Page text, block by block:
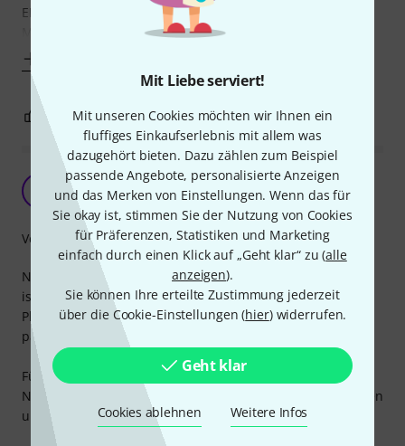
Mit Liebe serviert!
Mit unseren Cookies möchten wir Ihnen ein
fluffiges Einkaufserlebnis mit allem was
dazugehört bieten. Dazu zählen zum Beispiel
passende Angebote, personalisierte Anzeigen
und das Merken von Einstellungen. Wenn das für
Sie okay ist, stimmen Sie der Nutzung von Cookies
für Präferenzen, Statistiken und Marketing
einfach durch einen Klick auf „Geht klar“ zu (alle
anzeigen).
Sie können Ihre erteilte Zustimmung jederzeit
über die Cookie-Einstellungen (hier) widerrufen.
Geht klar
Cookies ablehnen Weitere Infos
EINBAU
Mit der Bohrmaschine
0 0 BEWERTUNG MELDEN
Klappt
Jan aus C. 03.01.2011
Normale Klinkenbuchse. Funktioniert gut, ist Stabil. Leider
ist sie hier etwas teurer als beim Elektriker. Von der
Plastikisolierung kann etwas abgeschliffen werden, damit
passt sie auch in kleine Vintage Instrumente.
Für leute, die ihr Instrument viel benutzen empfehle ich
Neutrik-Klinkenbuchsen. Da kann kein Kabel rauspflutschen
und die halten auch einen Bombeneinschlag aus.
Verarbeitung